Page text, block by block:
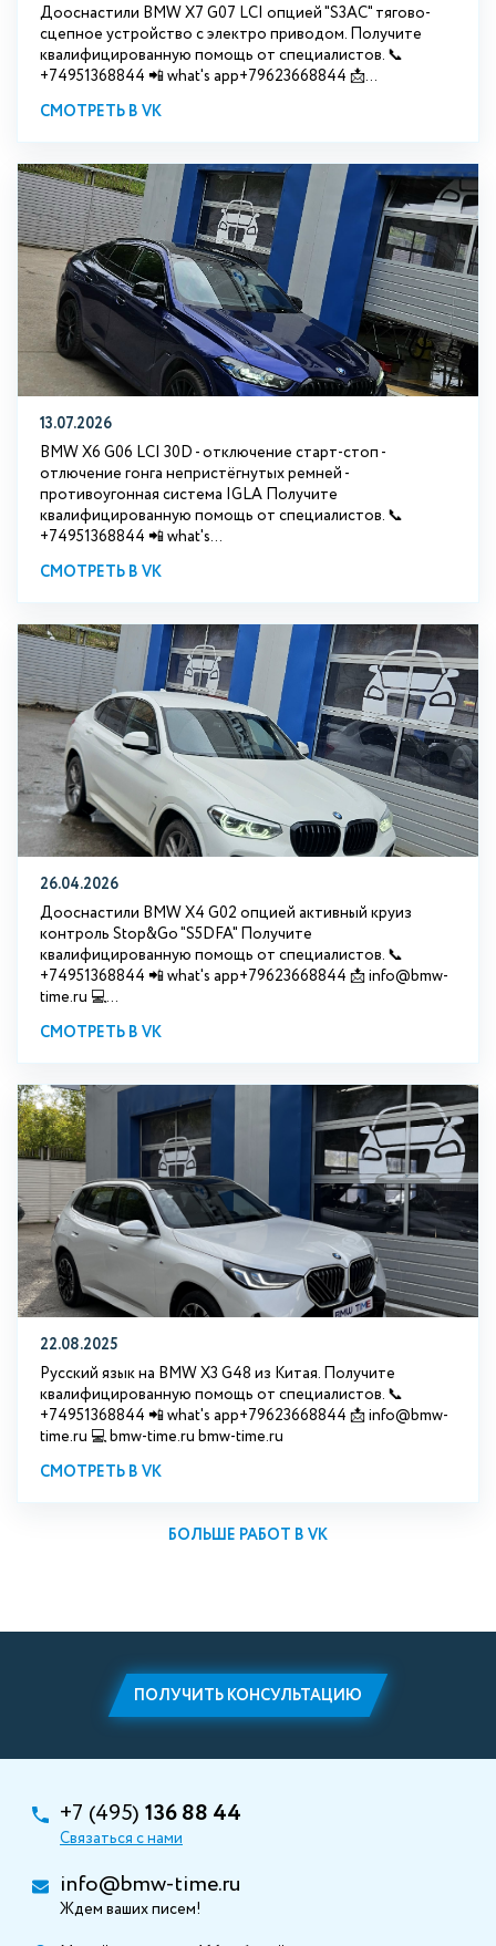
Дооснастили BMW Х7 G07 LCI опцией "S3АС" тягово-
сцепное устройство с электро приводом. Получите
квалифицированную помощь от специалистов. 📞
+74951368844 📲 what's app+79623668844 📩...
СМОТРЕТЬ В VK
13.07.2026
BMW X6 G06 LCI 30D - отключение старт-стоп -
отлючение гонга непристёгнутых ремней -
противоугонная система IGLA Получите
квалифицированную помощь от специалистов. 📞
+74951368844 📲 what's...
СМОТРЕТЬ В VK
26.04.2026
Дооснастили BMW X4 G02 опцией активный круиз
контроль Stop&Go "S5DFA" Получите
квалифицированную помощь от специалистов. 📞
+74951368844 📲 what's app+79623668844 📩 info@bmw-
time.ru 💻...
СМОТРЕТЬ В VK
22.08.2025
Русский язык на BMW X3 G48 из Китая. Получите
квалифицированную помощь от специалистов. 📞
+74951368844 📲 what's app+79623668844 📩 info@bmw-
time.ru 💻 bmw-time.ru bmw-time.ru
СМОТРЕТЬ В VK
БОЛЬШЕ РАБОТ В VK
ПОЛУЧИТЬ КОНСУЛЬТАЦИЮ
+7 (495) 136 88 44
Связаться с нами
info@bmw-time.ru
Ждем ваших писем!